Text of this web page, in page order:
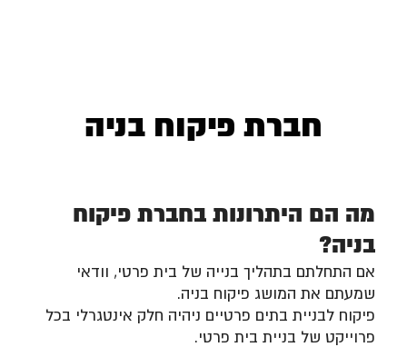
חברת פיקוח בניה
מה הם היתרונות בחברת פיקוח
בניה?
אם התחלתם בתהליך בנייה של בית פרטי, וודאי
שמעתם את המושג פיקוח בניה.
פיקוח לבניית בתים פרטיים ניהיה חלק אינטגרלי בכל
פרוייקט של בניית בית פרטי.